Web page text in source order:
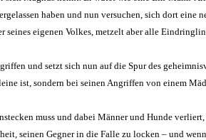
haben und nun versuchen, sich dort eine
seines eigenen Volkes, metzelt aber alle
und setzt sich nun auf die Spur des
ist, sondern bei seinen Angriffen von einem
muss und dabei Männer und Hunde
seinen Gegner in die Falle zu locken – und